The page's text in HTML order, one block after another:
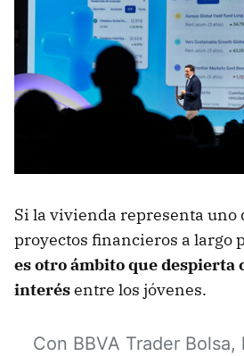
Si la vivienda representa uno
proyectos financieros a largo
es otro ámbito que despierta
interésentre los jóvenes.
Con BBVA Trader